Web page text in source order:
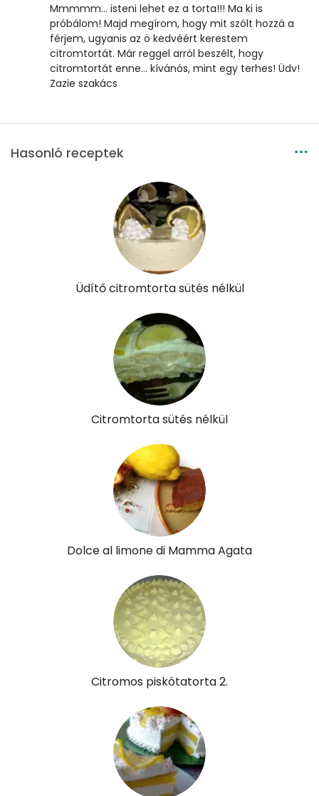
Mmmmm... isteni lehet ez a torta!!! Ma ki is
próbálom! Majd megírom, hogy mit szólt hozzá a
férjem, ugyanis az ö kedvéért kerestem
citromtortát. Már reggel arról beszélt, hogy
citromtortát enne... kívánós, mint egy terhes! Üdv!
Zazie szakács
Hasonló receptek
Üdítő citromtorta sütés nélkül
Citromtorta sütés nélkül
Dolce al limone di Mamma Agata
Citromos piskótatorta 2.